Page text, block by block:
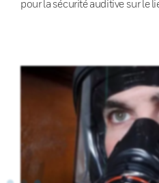
pour la sécurité auditive sur le